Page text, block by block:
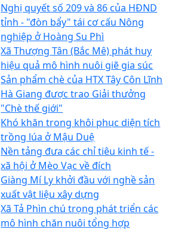
Nghị quyết số 209 và 86 của HĐND
tỉnh - "đòn bẩy" tái cơ cấu Nông
nghiệp ở Hoàng Su Phì
Xã Thượng Tân (Bắc Mê) phát huy
hiệu quả mô hình nuôi giẽ gia súc
Sản phẩm chè của HTX Tây Côn Lĩnh
Hà Giang được trao Giải thưởng
"Chè thế giới"
Khó khăn trong khôi phục diện tích
trồng lúa ở Mậu Duệ
Nền tảng đưa các chỉ tiêu kinh tế -
xã hội ở Mèo Vạc về đích
Giàng Mí Ly khởi đầu với nghề sản
xuất vật liệu xây dựng
Xã Tả Phìn chú trọng phát triển các
mô hình chăn nuôi tổng hợp